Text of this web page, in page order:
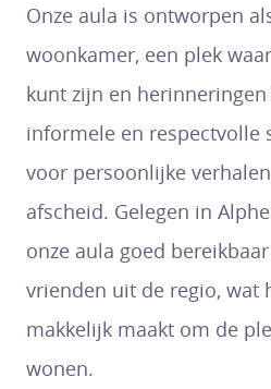
Onze aula is ontworpen
woonkamer, een plek
kunt zijn en
informele en respectvolle
voor persoonlijke
afscheid. Gelegen in
onze aula goed
vrienden uit de regio, wat
makkelijk maakt om de
wonen.